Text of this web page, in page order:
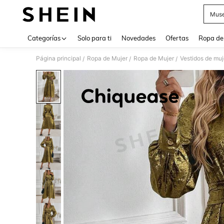
Categorías Solo para ti Novedades Ofertas Ropa
Página principal / Ropa de Mujer / Ropa de Mujer / Vestidos de